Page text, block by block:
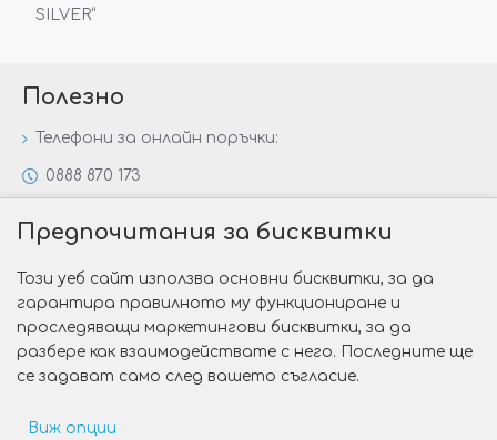
SILVER“
Полезно
Телефони за онлайн поръчки:
0888 870 173
Специални предложения
Защо да изберете Victoria Gold&Silver?
Как да изберем годежен пръстен?
Предпочитания за бисквитки
Този уеб сайт използва основни бисквитки, за да
гарантира правилното му функциониране и
проследяващи маркетингови бисквитки, за да
разбере как взаимодействате с него. Последните ще
се задават само след вашето съгласие.
Виж опции